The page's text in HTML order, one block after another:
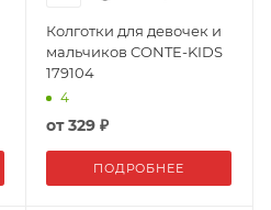
Колготки для девочек и
мальчиков CONTE-KIDS
179104
4
от329 ₽
ПОДРОБНЕЕ